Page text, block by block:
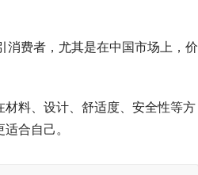
消费者，尤其是在中国市场上，价
料、设计、舒适度、安全性等方
合自己。